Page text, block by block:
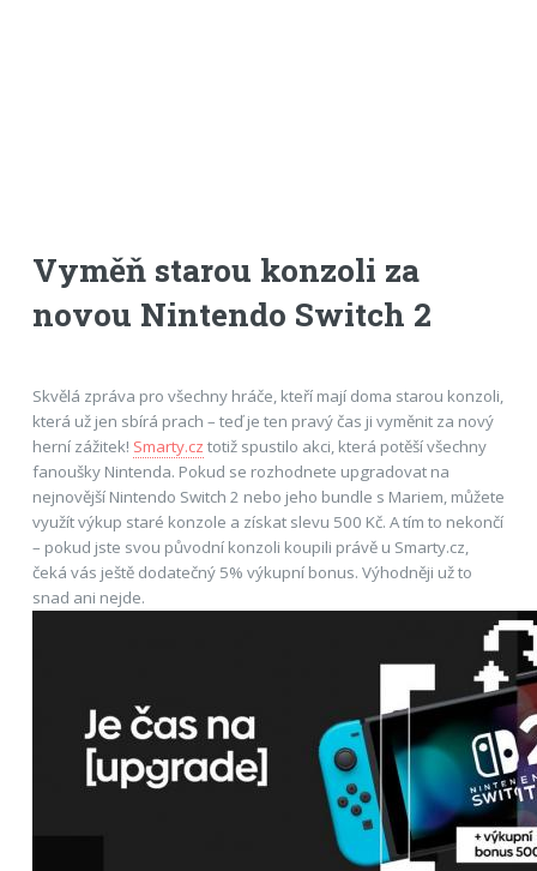
Vyměň starou konzoli za
novou Nintendo Switch 2
Skvělá zpráva pro všechny hráče, kteří mají doma starou konzoli,
která už jen sbírá prach – teď je ten pravý čas ji vyměnit za nový
herní zážitek! Smarty.cz totiž spustilo akci, která potěší všechny
fanoušky Nintenda. Pokud se rozhodnete upgradovat na
nejnovější Nintendo Switch 2 nebo jeho bundle s Mariem, můžete
využít výkup staré konzole a získat slevu 500 Kč. A tím to nekončí
– pokud jste svou původní konzoli koupili právě u Smarty.cz,
čeká vás ještě dodatečný 5% výkupní bonus. Výhodněji už to
snad ani nejde.